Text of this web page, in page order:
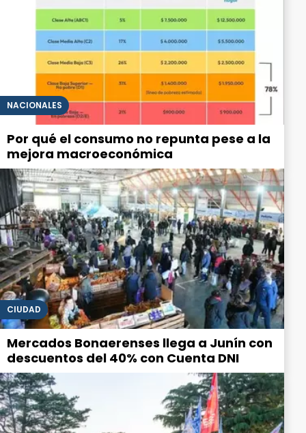
NACIONALES
Por qué el consumo no repunta pese a la
mejora macroeconómica
CIUDAD
Mercados Bonaerenses llega a Junín con
descuentos del 40% con Cuenta DNI